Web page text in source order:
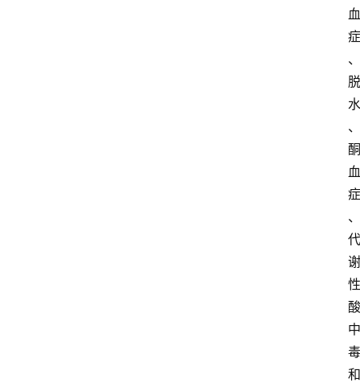
血
症
、
脱
水
、
酮
血
症
、
代
谢
性
酸
中
毒
和